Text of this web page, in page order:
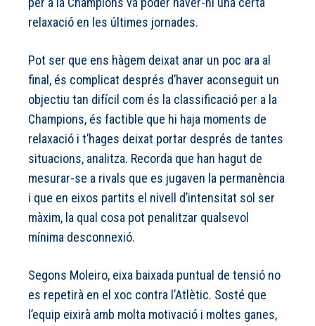
relaxació en les últimes jornades.
Pot ser que ens hàgem deixat anar un poc ara al
final, és complicat després d’haver aconseguit un
objectiu tan difícil com és la classificació per a la
Champions, és factible que hi haja moments de
relaxació i t’hages deixat portar després de tantes
situacions, analitza. Recorda que han hagut de
mesurar-se a rivals que es jugaven la permanència
i que en eixos partits el nivell d’intensitat sol ser
màxim, la qual cosa pot penalitzar qualsevol
mínima desconnexió.
Segons Moleiro, eixa baixada puntual de tensió no
es repetirà en el xoc contra l’Atlètic. Sosté que
l’equip eixirà amb molta motivació i moltes ganes,